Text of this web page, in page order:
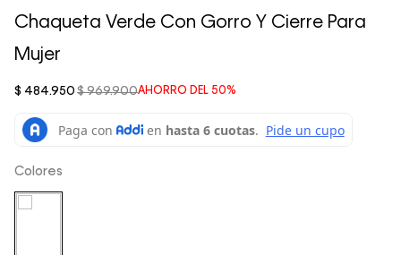
Chaqueta Verde Con Gorro Y Cierre Para
Mujer
AHORRO DEL 50%
$ 969.900
$ 484.950
Colores